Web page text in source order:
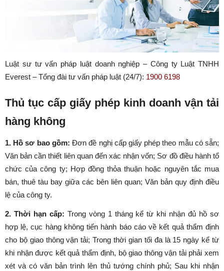
Luật sư tư vấn pháp luật doanh nghiệp – Công ty Luật TNHH
Everest – Tổng đài tư vấn pháp luật (24/7): 1900 6198
Thủ tục cấp giấy phép kinh doanh vận tải
hàng không
1. Hồ sơ bao gồm:Đơn đề nghị cấp giấy phép theo mẫu có sẵn;
Văn bản cần thiết liên quan đến xác nhận vốn; Sơ đồ điều hành tổ
chức của công ty; Hợp đồng thỏa thuận hoặc nguyên tắc mua
bán, thuê tàu bay giữa các bên liên quan; Văn bản quy định điều
lệ của công ty.
2. Thời hạn cấp: Trong vòng 1 tháng kể từ khi nhận đủ hồ sơ
hợp lệ, cục hàng không tiến hành báo cáo về kết quả thẩm định
cho bộ giao thông vận tải; Trong thời gian tối đa là 15 ngày kể từ
khi nhận được kết quả thẩm định, bộ giao thông vận tải phải xem
xét và có văn bản trình lên thủ tướng chính phủ; Sau khi nhận